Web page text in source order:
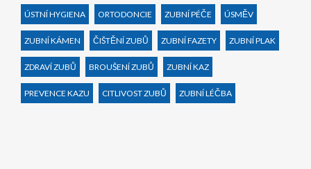
ÚSTNÍ HYGIENA ORTODONCIE ZUBNÍ PÉČE ÚSMĚV
ZUBNÍ KÁMEN ČIŠTĚNÍ ZUBŮ ZUBNÍ FAZETY ZUBNÍ PLAK
ZDRAVÍ ZUBŮ BROUŠENÍ ZUBŮ ZUBNÍ KAZ
PREVENCE KAZU CITLIVOST ZUBŮ ZUBNÍ LÉČBA